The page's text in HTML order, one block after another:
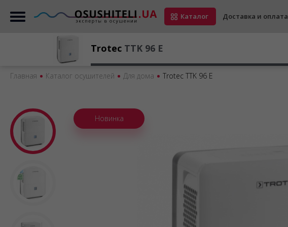
Каталог Доставка и оплата
Главная Каталог осушителей Для дома Trotec TTK 96 E
Trotec TTK 96 E
Новинка